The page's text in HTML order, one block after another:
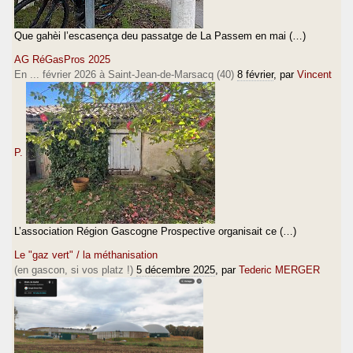
Que gahèi l’escasença deu passatge de La Passem en mai (…)
AG RéGasPros 2025
En ... février 2026 à Saint-Jean-de-Marsacq (40) 8 février, par Vincent
P.
L’association Région Gascogne Prospective organisait ce (…)
Le "gaz vert" / la méthanisation
(en gascon, si vos platz !) 5 décembre 2025 , par Tederic MERGER